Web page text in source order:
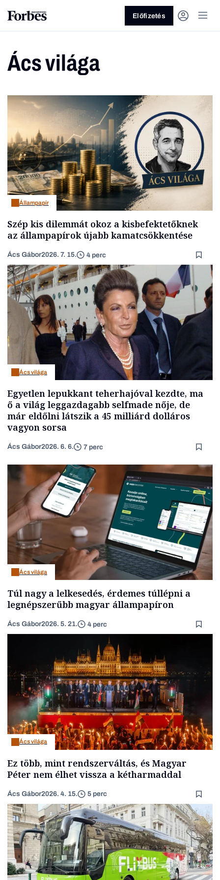
Vagy fedezze fel a következő
témákat
Üzlet Pénz Zöld Legyél jobb!
Előfizetés
Ács világa
Állampapír
Szép kis dilemmát okoz a kisbefektetőknek
az állampapírok újabb kamatcsökkentése
Ács Gábor2026. 7. 15. 4 perc
Ács világa
Egyetlen lepukkant teherhajóval kezdte, ma
ő a világ leggazdagabb selfmade nője, de
már eldőlni látszik a 45 milliárd dolláros
vagyon sorsa
Ács Gábor2026. 6. 6. 7 perc
Ács világa
Túl nagy a lelkesedés, érdemes túllépni a
legnépszerűbb magyar állampapíron
Ács Gábor2026. 5. 21. 4 perc
Ács világa
Ez több, mint rendszerváltás, és Magyar
Péter nem élhet vissza a kétharmaddal
Ács Gábor2026. 4. 15. 5 perc